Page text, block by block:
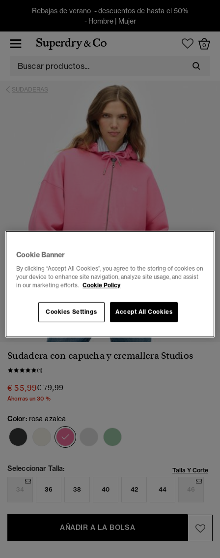
Rebajas de verano - descuentos de hasta el 50%
- Hombre| Mujer
0
SUDADERAS
1 2 4 5 6
Sudadera con capucha y cremallera Studios
(1)
€ 55,99Precio rebajado de
€ 79,99a
Ahorras un 30 %
Color: rosa azalea
seleccionado
Seleccionar Talla: Talla Y Corte
34 36 38 40 42 44 46
AÑADIR A LA BOLSA
Cookie Banner
By clicking “Accept All Cookies”, you agree to the storing of cookies on
your device to enhance site navigation, analyze site usage, and assist
in our marketing efforts. Cookie Policy
Accept All Cookies
Cookies Settings